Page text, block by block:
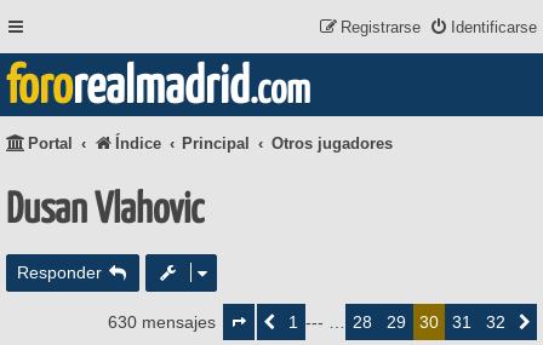
Identificarse
Registrarse
fororealmadrid.com
Portal Índice Principal Otros jugadores
Dusan Vlahovic
Responder
630 mensajes
Página
deAnterior1 --- … 28 29 30 31 32